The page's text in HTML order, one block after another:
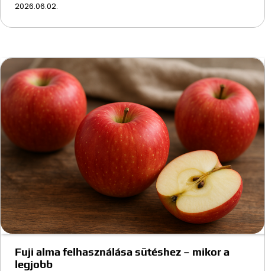
2026.06.02.
Fuji alma felhasználása sütéshez – mikor a
legjobb